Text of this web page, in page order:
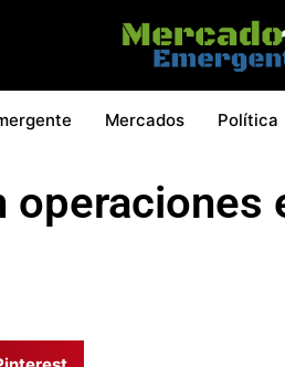
Mercados Política
operaciones